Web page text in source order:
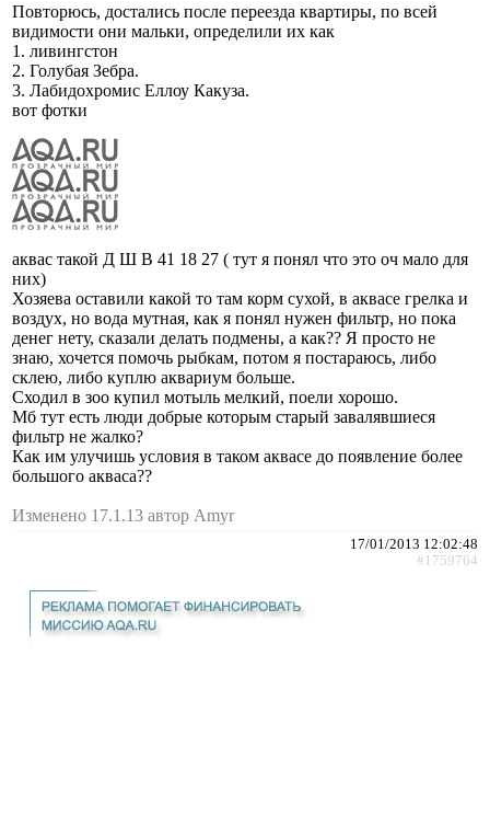
Повторюсь, достались после переезда квартиры, по всей
видимости они мальки, определили их как
1. ливингстон
2. Голубая Зебра.
3. Лабидохромис Еллоу Какуза.
вот фотки
аквас такой Д Ш В 41 18 27 ( тут я понял что это оч мало для
них)
Хозяева оставили какой то там корм сухой, в аквасе грелка и
воздух, но вода мутная, как я понял нужен фильтр, но пока
денег нету, сказали делать подмены, а как?? Я просто не
знаю, хочется помочь рыбкам, потом я постараюсь, либо
склею, либо куплю аквариум больше.
Сходил в зоо купил мотыль мелкий, поели хорошо.
Мб тут есть люди добрые которым старый завалявшиеся
фильтр не жалко?
Как им улучишь условия в таком аквасе до появление более
большого акваса??
Изменено 17.1.13 автор Amyr
17/01/2013 12:02:48
#1759764